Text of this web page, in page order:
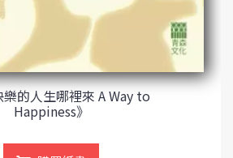
樂的人生哪裡來 A Way to
Happiness》